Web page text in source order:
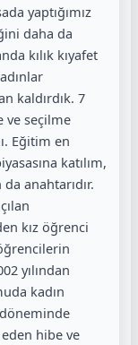
yaptığımız
daha da
kılık kıyafet
kaldırdık. 7
ve seçilme
Eğitim en
katılım,
anahtarıdır.
kız öğrenci
yılından
kadın
döneminde
eden hibe ve